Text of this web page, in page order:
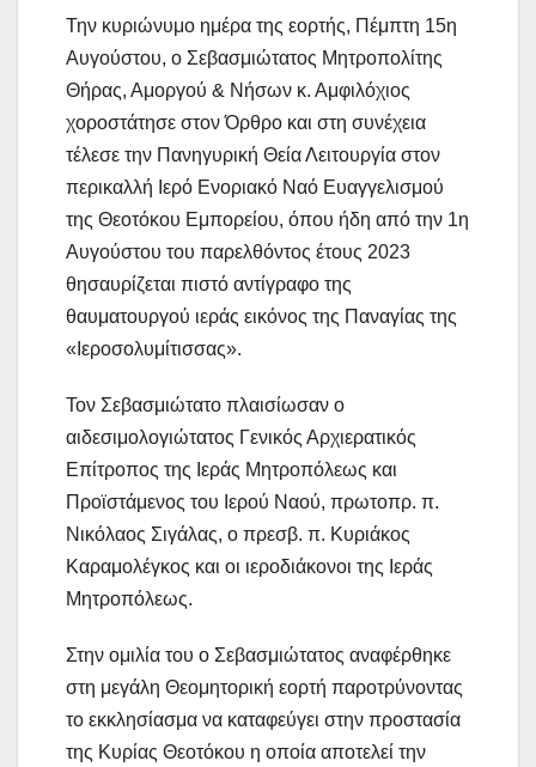
Την κυριώνυμο ημέρα της εορτής, Πέμπτη 15η
Αυγούστου, ο Σεβασμιώτατος Μητροπολίτης
Θήρας, Αμοργού & Νήσων κ. Αμφιλόχιος
χοροστάτησε στον Όρθρο και στη συνέχεια
τέλεσε την Πανηγυρική Θεία Λειτουργία στον
περικαλλή Ιερό Ενοριακό Ναό Ευαγγελισμού
της Θεοτόκου Εμπορείου, όπου ήδη από την 1η
Αυγούστου του παρελθόντος έτους 2023
θησαυρίζεται πιστό αντίγραφο της
θαυματουργού ιεράς εικόνος της Παναγίας της
«Ιεροσολυμίτισσας».
Τον Σεβασμιώτατο πλαισίωσαν ο
αιδεσιμολογιώτατος Γενικός Αρχιερατικός
Επίτροπος της Ιεράς Μητροπόλεως και
Προϊστάμενος του Ιερού Ναού, πρωτοπρ. π.
Νικόλαος Σιγάλας, ο πρεσβ. π. Κυριάκος
Καραμολέγκος και οι ιεροδιάκονοι της Ιεράς
Μητροπόλεως.
Στην ομιλία του ο Σεβασμιώτατος αναφέρθηκε
στη μεγάλη Θεομητορική εορτή παροτρύνοντας
το εκκλησίασμα να καταφεύγει στην προστασία
της Κυρίας Θεοτόκου η οποία αποτελεί την